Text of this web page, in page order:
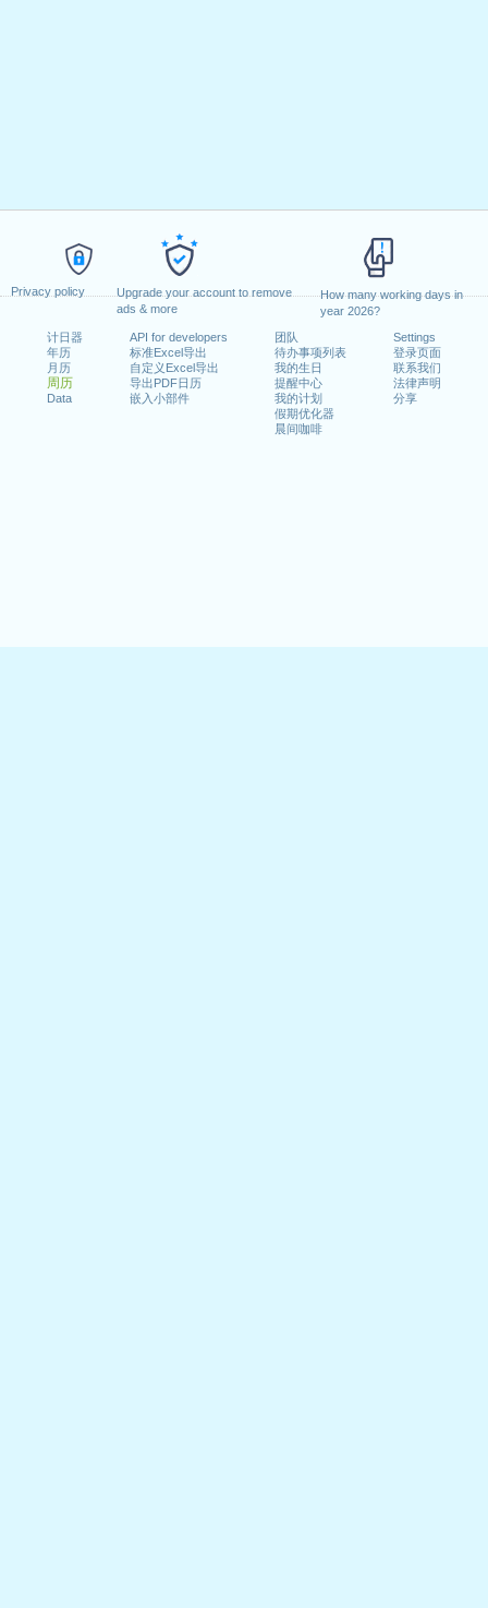
Privacy policy
Upgrade your account to remove
ads & more
How many working days in
year 2026?
计日器
年历
月历
周历
Data
API for developers
标准Excel导出
自定义Excel导出
导出PDF日历
嵌入小部件
团队
待办事项列表
我的生日
提醒中心
我的计划
假期优化器
晨间咖啡
Settings
登录页面
联系我们
法律声明
分享